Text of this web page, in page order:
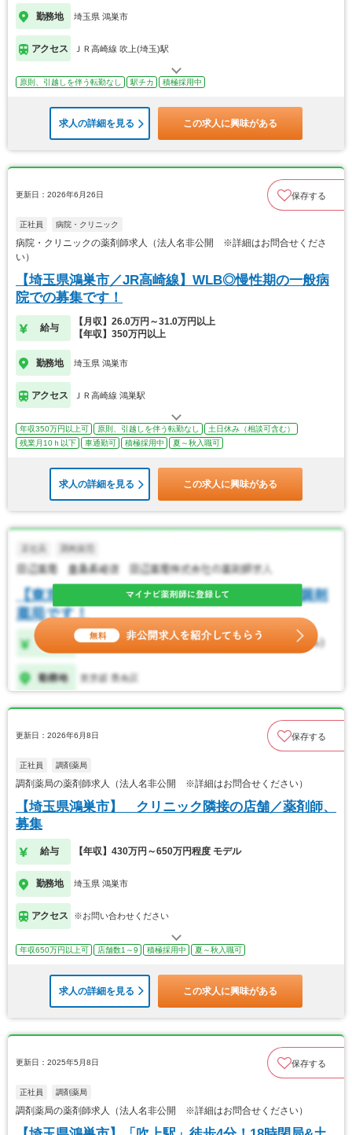
勤務地 埼玉県 鴻巣市
アクセス ＪＲ高崎線 吹上(埼玉)駅
原則、引越しを伴う転勤なし 駅チカ 積極採用中
求人の詳細を見る この求人に興味がある
更新日：2026年6月26日 保存する
正社員 病院・クリニック
病院・クリニックの薬剤師求人（法人名非公開 ※詳細はお問合せくださ
い）
【埼玉県鴻巣市／JR高崎線】WLB◎慢性期の一般病
院での募集です！
給与
【月収】26.0万円～31.0万円以上
【年収】350万円以上
勤務地 埼玉県 鴻巣市
アクセス ＪＲ高崎線 鴻巣駅
年収350万円以上可 原則、引越しを伴う転勤なし
土日休み（相談可含む）
残業月10ｈ以下
車通勤可 積極採用中 夏～秋入職可
求人の詳細を見る この求人に興味がある
更新日：2026年6月8日 保存する
正社員 調剤薬局
調剤薬局の薬剤師求人（法人名非公開 ※詳細はお問合せください）
【埼玉県鴻巣市】 クリニック隣接の店舗／薬剤師、
募集
給与 【年収】430万円～650万円程度 モデル
勤務地 埼玉県 鴻巣市
アクセス ※お問い合わせください
年収650万円以上可 店舗数1～9 積極採用中 夏～秋入職可
求人の詳細を見る この求人に興味がある
更新日：2025年5月8日 保存する
正社員 調剤薬局
調剤薬局の薬剤師求人（法人名非公開 ※詳細はお問合せください）